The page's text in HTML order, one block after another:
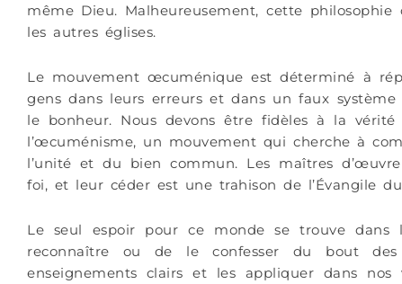
même Dieu. Malheureusement, cette
les autres églises.
Le mouvement œcuménique est déterminé à
gens dans leurs erreurs et dans un faux
le bonheur. Nous devons être fidèles à la
l’œcuménisme, un mouvement qui cherche à
l’unité et du bien commun. Les maîtres
foi, et leur céder est une trahison de l’Évangile
Le seul espoir pour ce monde se trouve
reconnaître ou de le confesser du bout
enseignements clairs et les appliquer dans